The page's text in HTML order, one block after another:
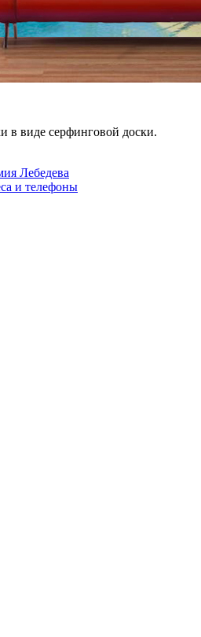
в виде серфинговой доски.
Лебедева
и телефоны